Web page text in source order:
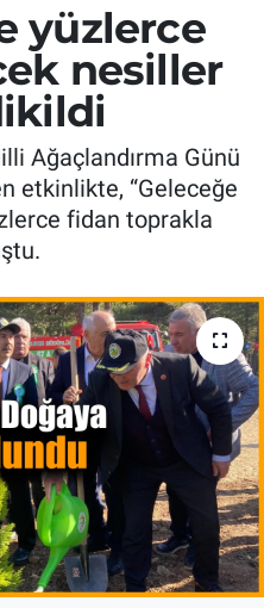
yüzlerce
nesiller
Ağaçlandırma Günü
etkinlikte, “Geleceğe
fidan toprakla